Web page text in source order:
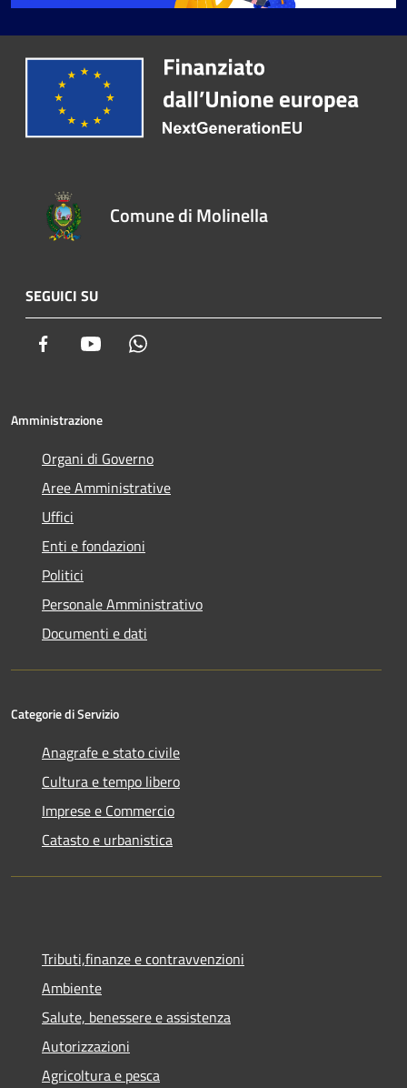
Comune di Molinella
SEGUICI SU
Facebook Youtube
Amministrazione
Organi di Governo
Aree Amministrative
Uffici
Enti e fondazioni
Politici
Personale Amministrativo
Documenti e dati
Categorie di Servizio
Anagrafe e stato civile
Cultura e tempo libero
Imprese e Commercio
Catasto e urbanistica
Tributi,finanze e contravvenzioni
Ambiente
Salute, benessere e assistenza
Autorizzazioni
Agricoltura e pesca